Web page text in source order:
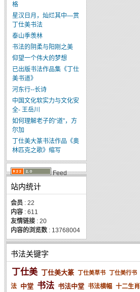
格
星汉日月，灿烂其中—赏
丁仕美书法
泰山季羡林
书法的阴柔与阳刚之美
仰望一个伟大的梦想
已出版书法作品集《丁仕
美书道》
河东行--长诗
中国文化软实力与文化安
全- 王岳川
如何理解老子的“道”，方
尔加
丁仕美大篆书法作品《奥
林匹克之歌》缩写
Feed
站内统计
会员 : 22
内容 : 611
友情链接 : 20
内容的浏览数 : 13768004
书法关键字
丁仕美 丁仕美大篆 丁仕美草书 丁仕美行书
法 中堂 书法 书法中堂 书法横幅 十二生肖